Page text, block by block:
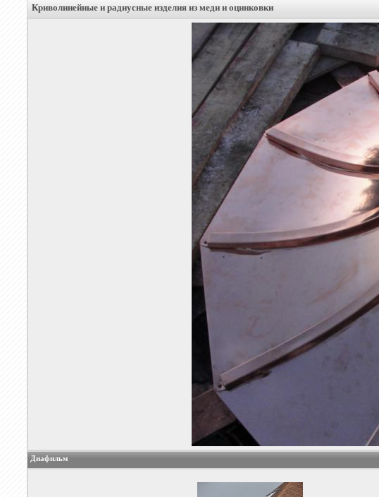
Криволинейные и радиусные изделия из меди и оцинковки
Диафильм